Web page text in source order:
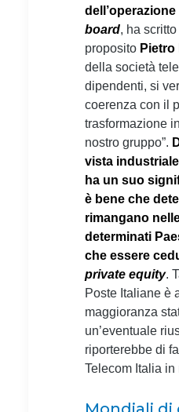
dell’operazione
board, ha
proposito
della società
dipendenti, si
coerenza con il
trasformazione
nostro gruppo”.
vista
ha un suo
è bene che
rimangano
determinati
che essere
private equity.
Poste Italiane è
maggioranza
un’eventuale
riporterebbe di
Telecom Italia